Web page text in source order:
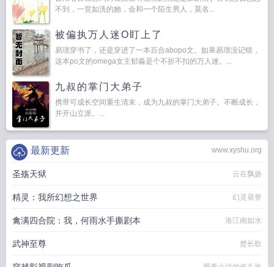
不到，一贫如洗的她，会和一个陌生男人，莫名...
被偏执万人迷O盯上了
易璟穿书了，还是穿进了一本百合abopo文。如果易璟没记错，
这本po文的omega女主郁淼是个不折不扣的万人迷。...
九叔的掌门大弟子
携带可成长空间重生清末，成为九叔的掌门大弟子。不断成长，
并开山立派。...
www.xyshu.org
最新更新
圣殇天狱 云在飘扬
精灵：我所幻想之世界 幻灵昼誉
禽满四合院：我，何雨水手撕剧本 洛江南如水
武神至尊 楚长歌